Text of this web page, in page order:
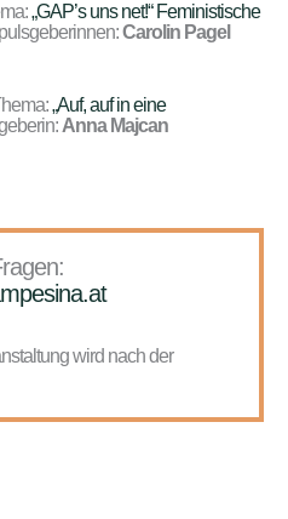
„GAP’s uns net!“ Feministische
Carolin Pagel
„Auf, auf in eine
Anna Majcan
wird nach der